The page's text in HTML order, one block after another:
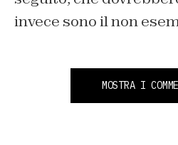
invece sono il non
MOSTRA I